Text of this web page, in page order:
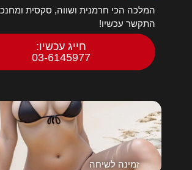
המלכה הכי חרמנית ושווה, סקסית
התקשר עכשיו!
חייג עכשיו:
03-6145977
זמינה לשיחה